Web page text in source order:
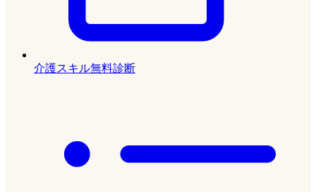
介護スキル無料診断